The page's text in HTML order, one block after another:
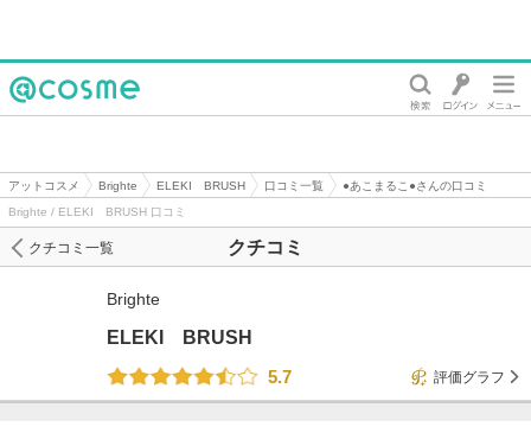
アットコスメ Brighte ELEKI BRUSH 口コミ一覧
●あこまるこ●さんの口コミ
Brighte / ELEKI BRUSH 口コミ
クチコミ
クチコミ一覧
Brighte
ELEKI BRUSH
5.7
評価グラフ